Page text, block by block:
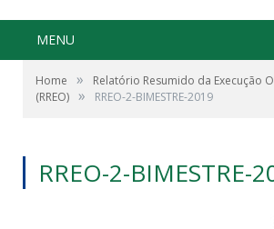
MENU
Home »
Relatório Resumido da Execução
(RREO) » RREO-2-BIMESTRE-2019
RREO-2-BIMESTRE-